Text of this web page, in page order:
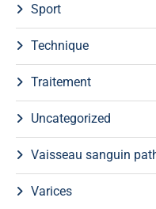
Sport
Technique
Traitement
Uncategorized
Vaisseau sanguin
Varices